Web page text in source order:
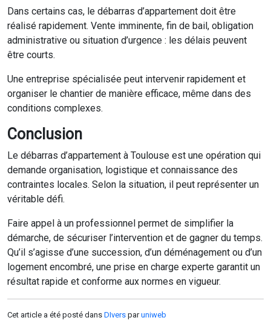
Dans certains cas, le débarras d’appartement doit être
réalisé rapidement. Vente imminente, fin de bail, obligation
administrative ou situation d’urgence : les délais peuvent
être courts.
Une entreprise spécialisée peut intervenir rapidement et
organiser le chantier de manière efficace, même dans des
conditions complexes.
Conclusion
Le débarras d’appartement à Toulouse est une opération qui
demande organisation, logistique et connaissance des
contraintes locales. Selon la situation, il peut représenter un
véritable défi.
Faire appel à un professionnel permet de simplifier la
démarche, de sécuriser l’intervention et de gagner du temps.
Qu’il s’agisse d’une succession, d’un déménagement ou d’un
logement encombré, une prise en charge experte garantit un
résultat rapide et conforme aux normes en vigueur.
Cet article a été posté dans DIvers paruniweb